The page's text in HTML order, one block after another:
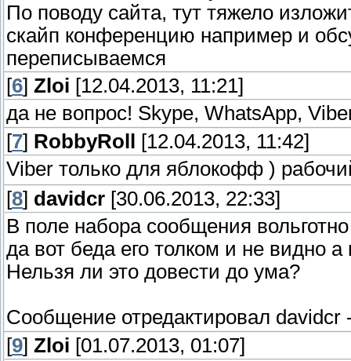
По поводу сайта, тут тяжело
скайп конференцию например и
переписываемся
[6] Zloi [12.04.2013, 11:21]
да не вопрос! Skype, WhatsApp,
[7] RobbyRoll
[12.04.2013, 11:42]
Viber только для яблокофф )
[8] davidcr [30.06.2013, 22:33]
В поле набора сообщения
да вот беда его толком и не видно
Нельзя ли это довести до ума?
Сообщение отредактировал davidcr
[9] Zloi [01.07.2013, 01:07]